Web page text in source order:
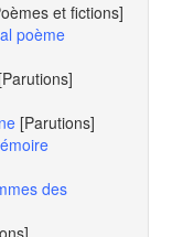
et fictions]
poème
[Parutions]
[Parutions]
des